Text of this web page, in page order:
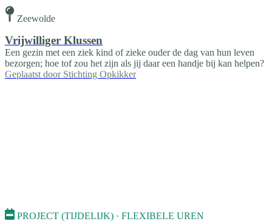
Zeewolde
Vrijwilliger Klussen
Een gezin met een ziek kind of zieke ouder de dag van hun leven
bezorgen; hoe tof zou het zijn als jij daar een handje bij kan helpen?
Geplaatst door Stichting Opkikker
PROJECT (TIJDELIJK) · FLEXIBELE UREN